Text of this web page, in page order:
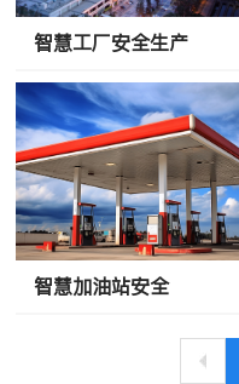
智慧工厂安全生产
智慧加油站安全